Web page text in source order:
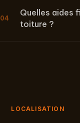
04
Quelles aides
toiture ?
LOCALISATION